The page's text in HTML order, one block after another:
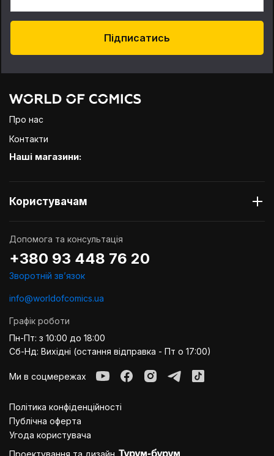
Підписатись
Про нас
Контакти
Наші магазини:
Користувачам
Допомога та консультація
+380 93 448 76 20
Зворотній звʼязок
info@worldofcomics.ua
Графік роботи
Пн-Пт: з 10:00 до 18:00
Сб-Нд: Вихідні (остання відправка - Пт о 17:00)
Ми в соцмережах
Політика конфіденційності
Публiчна оферта
Угода користувача
Проектування та дизайн